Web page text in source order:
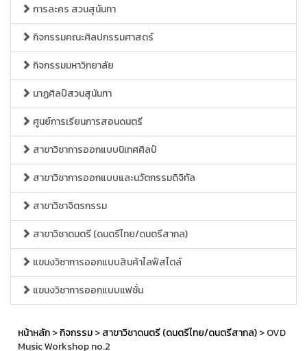
การละคร สวนสุนันทา
กิจกรรมคณะศิลปกรรมศาสตร์
กิจกรรมมหาวิทยาลัย
นาฏศิลป์สวนสุนันทา
ศูนย์การเรียนการสอนดนตรี
สาขาวิชาการออกแบบนิเทศศิลป์
สาขาวิชาการออกแบบและนวัตกรรมดิจิทัล
สาขาวิชาจิตรกรรม
สาขาวิชาดนตรี (ดนตรีไทย/ดนตรีสากล)
แขนงวิชาการออกแบบสินค้าไลฟ์สไตล์
แขนงวิชาการออกแบบแฟชั่น
หน้าหลัก>กิจกรรม>สาขาวิชาดนตรี (ดนตรีไทย/ดนตรีสากล)> OVD
Music Workshop no.2